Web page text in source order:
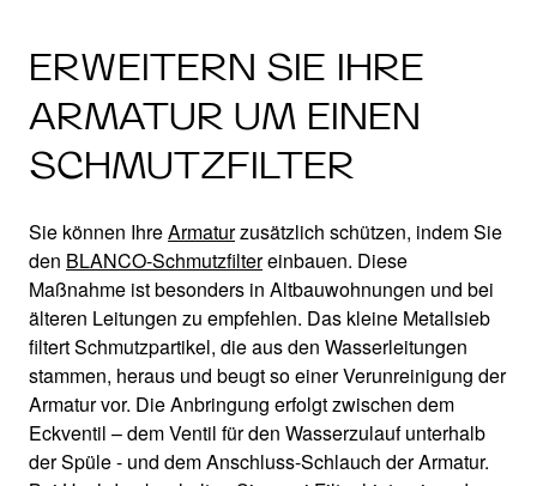
ERWEITERN SIE IHRE
ARMATUR UM EINEN
SCHMUTZFILTER
Sie können IhreArmaturzusätzlich schützen, indem Sie
den BLANCO-Schmutzfiltereinbauen. Diese
Maßnahme ist besonders in Altbauwohnungen und bei
älteren Leitungen zu empfehlen. Das kleine Metallsieb
filtert Schmutzpartikel, die aus den Wasserleitungen
stammen, heraus und beugt so einer Verunreinigung der
Armatur vor. Die Anbringung erfolgt zwischen dem
Eckventil – dem Ventil für den Wasserzulauf unterhalb
der Spüle - und dem Anschluss-Schlauch der Armatur.